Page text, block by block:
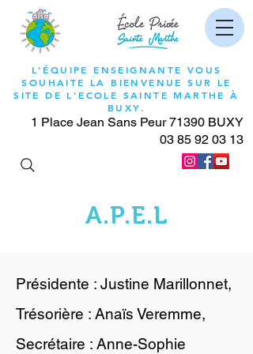
L'ÉQUIPE ENSEIGNANTE VOUS
SOUHAITE LA BIENVENUE SUR LE
SITE DE L'ECOLE SAINTE MARTHE À
BUXY.
1 Place Jean Sans Peur 71390 BUXY
03 85 92 03 13
A.P.E.L
Présidente : Justine Marillonnet,
Trésorière : Anaïs Veremme,
Secrétaire : Anne-Sophie